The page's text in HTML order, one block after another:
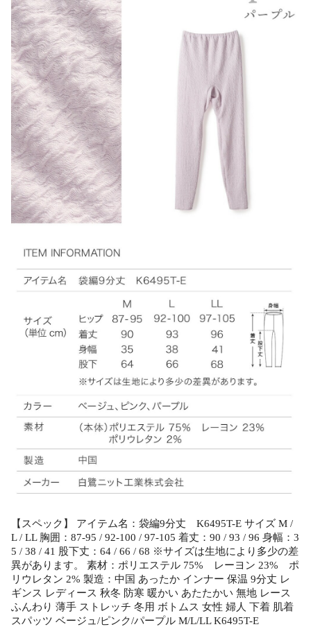
【スペック】 アイテム名：袋編9分丈 K6495T-E サイズ M /
L / LL 胸囲：87-95 / 92-100 / 97-105 着丈：90 / 93 / 96 身幅：3
5 / 38 / 41 股下丈：64 / 66 / 68 ※サイズは生地により多少の差
異があります。 素材：ポリエステル 75% レーヨン 23% ポ
リウレタン 2% 製造：中国 あったか インナー 保温 9分丈 レ
ギンス レディース 秋冬 防寒 暖かい あたたかい 無地 レース
ふんわり 薄手 ストレッチ 冬用 ボトムス 女性 婦人 下着 肌着
スパッツ ベージュ/ピンク/パープル M/L/LL K6495T-E